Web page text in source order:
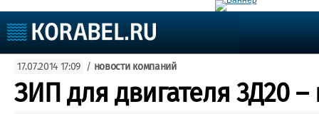
Судоходство
Судоремонт
События
Пресс-релизы
17.07.2014 17:09 / новости компаний
ЗИП для двигателя 3Д20 –